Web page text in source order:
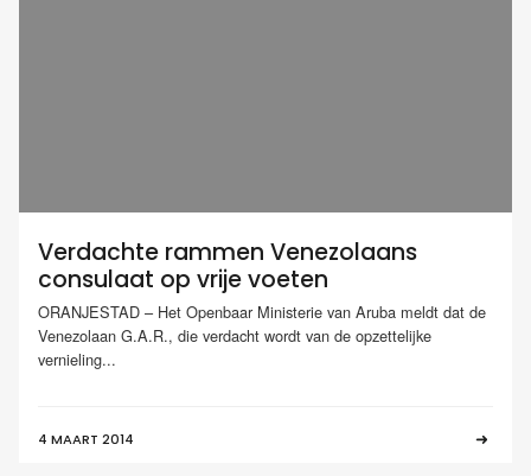
Verdachte rammen Venezolaans
consulaat op vrije voeten
ORANJESTAD – Het Openbaar Ministerie van Aruba meldt dat de
Venezolaan G.A.R., die verdacht wordt van de opzettelijke
vernieling...
4 MAART 2014